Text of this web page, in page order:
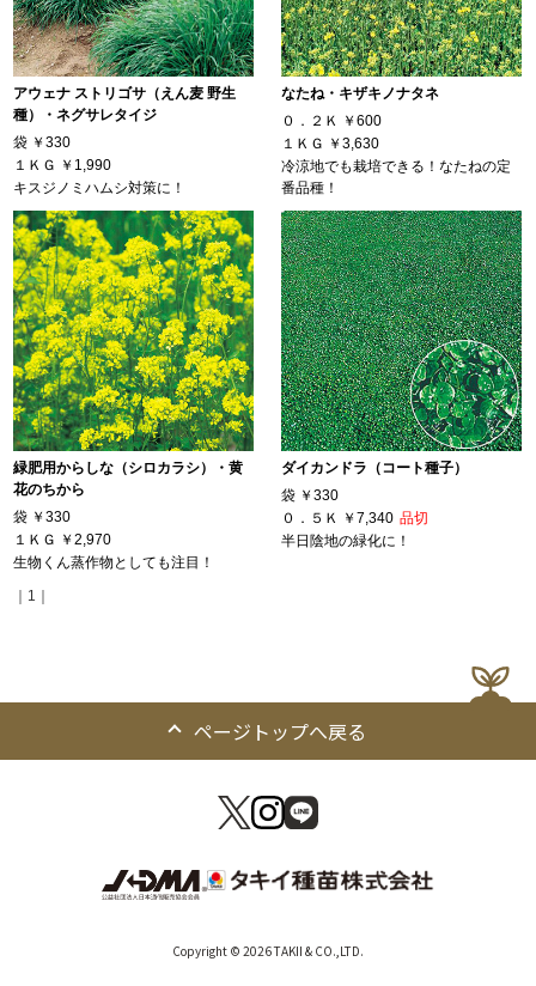
アウェナ ストリゴサ（えん麦 野生
種）・ネグサレタイジ
袋 ￥330
１ＫＧ ￥1,990
キスジノミハムシ対策に！
なたね・キザキノナタネ
０．２Ｋ
￥600
１ＫＧ ￥3,630
冷涼地でも栽培できる！なたねの定
番品種！
緑肥用からしな（シロカラシ）・黄
花のちから
袋 ￥330
１ＫＧ ￥2,970
生物くん蒸作物としても注目！
ダイカンドラ（コート種子）
袋 ￥330
０．５Ｋ
￥7,340 品切
半日陰地の緑化に！
｜1｜
ページトップへ戻る
Copyright © 2026 TAKII & CO.,LTD.